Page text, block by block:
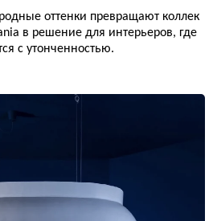
оттенки превращают коллек
в решение для интерьеров, где
с утонченностью.